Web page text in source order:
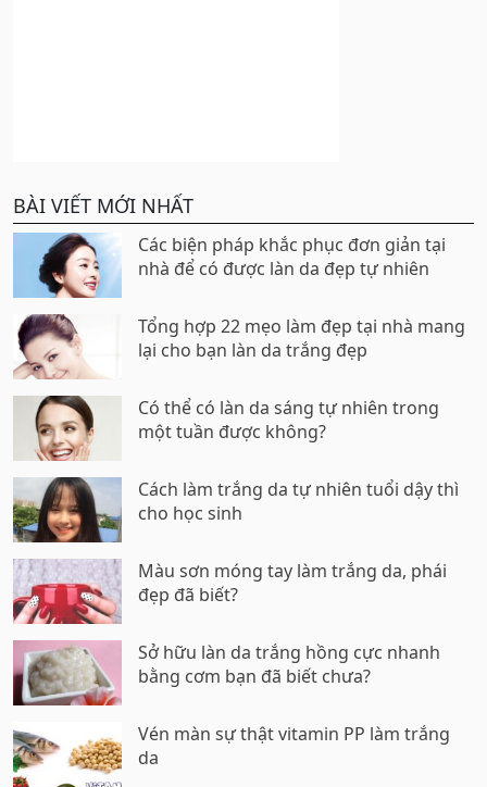
BÀI VIẾT MỚI NHẤT
Các biện pháp khắc phục đơn giản tại
nhà để có được làn da đẹp tự nhiên
Tổng hợp 22 mẹo làm đẹp tại nhà mang
lại cho bạn làn da trắng đẹp
Có thể có làn da sáng tự nhiên trong
một tuần được không?
Cách làm trắng da tự nhiên tuổi dậy thì
cho học sinh
Màu sơn móng tay làm trắng da, phái
đẹp đã biết?
Sở hữu làn da trắng hồng cực nhanh
bằng cơm bạn đã biết chưa?
Vén màn sự thật vitamin PP làm trắng
da